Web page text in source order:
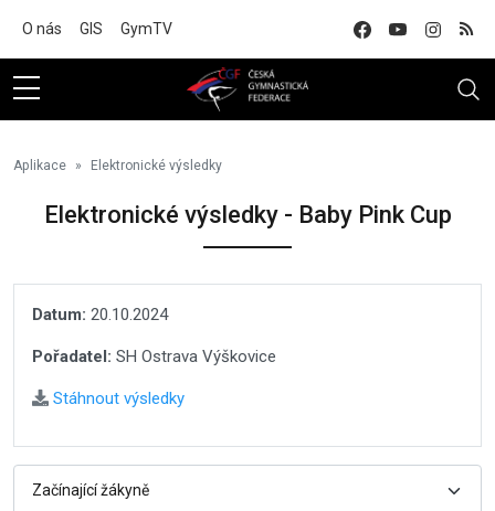
O nás GIS GymTV
Aplikace Elektronické výsledky
Elektronické výsledky - Baby Pink Cup
Datum: 20.10.2024
Pořadatel: SH Ostrava Výškovice
Stáhnout výsledky